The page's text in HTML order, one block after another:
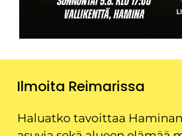
Ilmoita Reimarissa
Haluatko tavoittaa